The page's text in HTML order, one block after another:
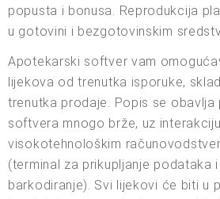
popusta i bonusa. Reprodukcija
u gotovini i bezgotovinskim
Apotekarski softver vam
lijekova od trenutka isporuke,
trenutka prodaje. Popis se obavlja
softvera mnogo brže, uz
visokotehnološkim
(terminal za prikupljanje podataka
barkodiranje). Svi lijekovi će biti u